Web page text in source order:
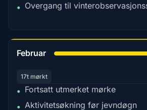
• Overgang til
Februar
17t mørkt
• Fortsatt utmerket mørke
• Aktivitetsøkning før jevndøgn